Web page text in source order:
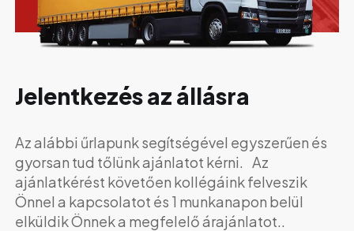
Jelentkezés az állásra
Az alábbi űrlapunk segítségével egyszerűen és
gyorsan tud tőlünk ajánlatot kérni. Az
ajánlatkérést követően kollégáink felveszik
Önnel a kapcsolatot és 1 munkanapon belül
elküldik Önnek a megfelelő árajánlatot..